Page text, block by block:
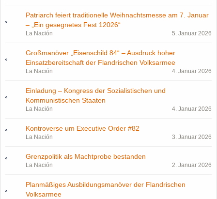
Patriarch feiert traditionelle Weihnachtsmesse am 7. Januar
– „Ein gesegnetes Fest 12026“
La Nación 5. Januar 2026
Großmanöver „Eisenschild 84“ – Ausdruck hoher
Einsatzbereitschaft der Flandrischen Volksarmee
La Nación 4. Januar 2026
Einladung – Kongress der Sozialistischen und
Kommunistischen Staaten
La Nación 4. Januar 2026
Kontroverse um Executive Order #82
La Nación 3. Januar 2026
Grenzpolitik als Machtprobe bestanden
La Nación 2. Januar 2026
Planmäßiges Ausbildungsmanöver der Flandrischen
Volksarmee